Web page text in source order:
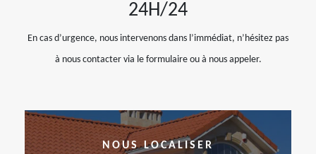
24H/24
En cas d’urgence, nous intervenons dans l’immédiat, n’hésitez pas
à nous contacter via le formulaire ou à nous appeler.
NOUS LOCALISER